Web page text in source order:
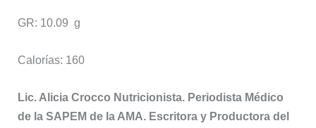
GR: 10.09 g
Calorías: 160
Lic. Alicia Crocco Nutricionista. Periodista Médico
de la SAPEM de la AMA. Escritora y Productora del